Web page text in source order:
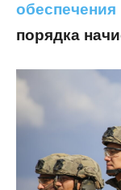
обеспечения
порядка